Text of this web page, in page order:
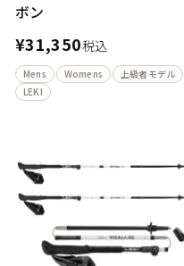
ボン
¥31,350税込
Mens Womens
上級者モデル
LEKI